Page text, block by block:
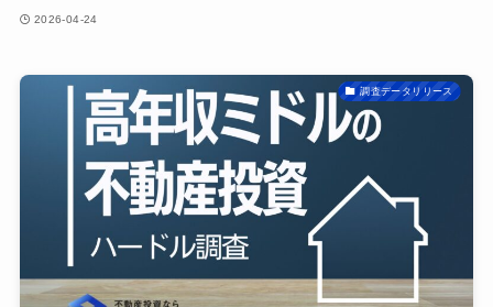
2026-04-24
調査データリリース